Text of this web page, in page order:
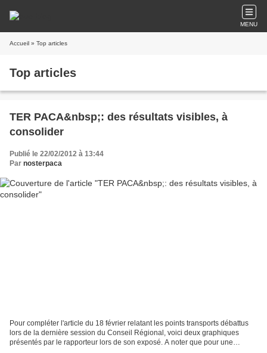
MENU
Accueil » Top articles
Top articles
TER PACA&nbsp;: des résultats visibles, à
consolider
Publié le 22/02/2012 à 13:44
Par nosterpaca
Pour compléter l'article du 18 février relatant les points transports débattus
lors de la dernière session du Conseil Régional, voici deux graphiques
présentés par le rapporteur lors de son exposé. A noter que pour une